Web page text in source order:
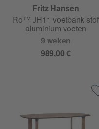
Fritz Hansen
Ro™ JH11 voetbank stof
aluminium voeten
9 weken
989,00 €